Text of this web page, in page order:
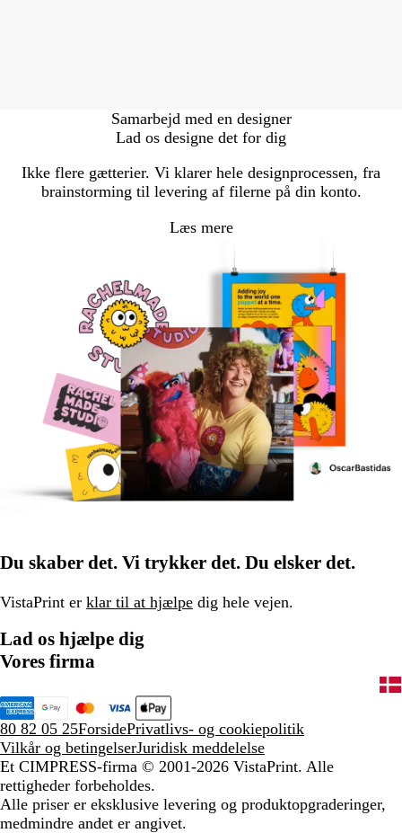
Samarbejd med en designer
Lad os designe det for dig
Ikke flere gætterier. Vi klarer hele designprocessen, fra
brainstorming til levering af filerne på din konto.
Læs mere
Du skaber det. Vi trykker det. Du elsker det.
VistaPrint er klar til at hjælpe dig hele vejen.
Lad os hjælpe dig
Vores firma
80 82 05 25ForsidePrivatlivs- og cookiepolitik
Vilkår og betingelserJuridisk meddelelse
Et CIMPRESS-firma © 2001-2026 VistaPrint. Alle
rettigheder forbeholdes.
Alle priser er eksklusive levering og produktopgraderinger,
medmindre andet er angivet.